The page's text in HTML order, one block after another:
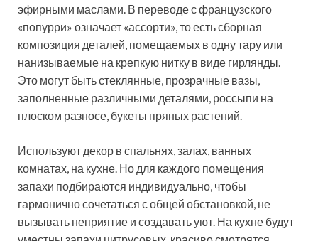
эфирными маслами. В переводе с французского
«попурри» означает «ассорти», то есть сборная
композиция деталей, помещаемых в одну тару или
нанизываемые на крепкую нитку в виде гирлянды.
Это могут быть стеклянные, прозрачные вазы,
заполненные различными деталями, россыпи на
плоском разносе, букеты пряных растений.
Используют декор в спальнях, залах, ванных
комнатах, на кухне. Но для каждого помещения
запахи подбираются индивидуально, чтобы
гармонично сочетаться с общей обстановкой, не
вызывать неприятие и создавать уют. На кухне будут